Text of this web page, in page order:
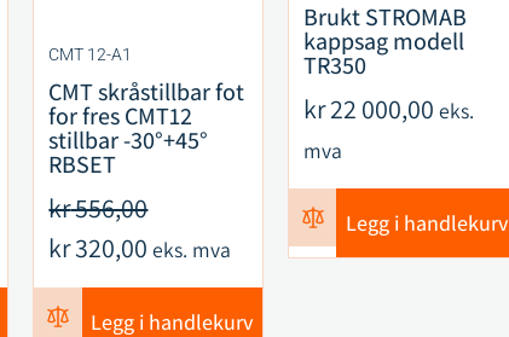
CMT 12-A1
CMT skråstillbar fot
for fres CMT12
stillbar -30°+45°
RBSET
kr556,00
kr320,00 eks. mva
Legg i handlekurv
Brukt STROMAB
kappsag modell
TR350
kr22 000,00 eks.
mva
Legg i handlekurv